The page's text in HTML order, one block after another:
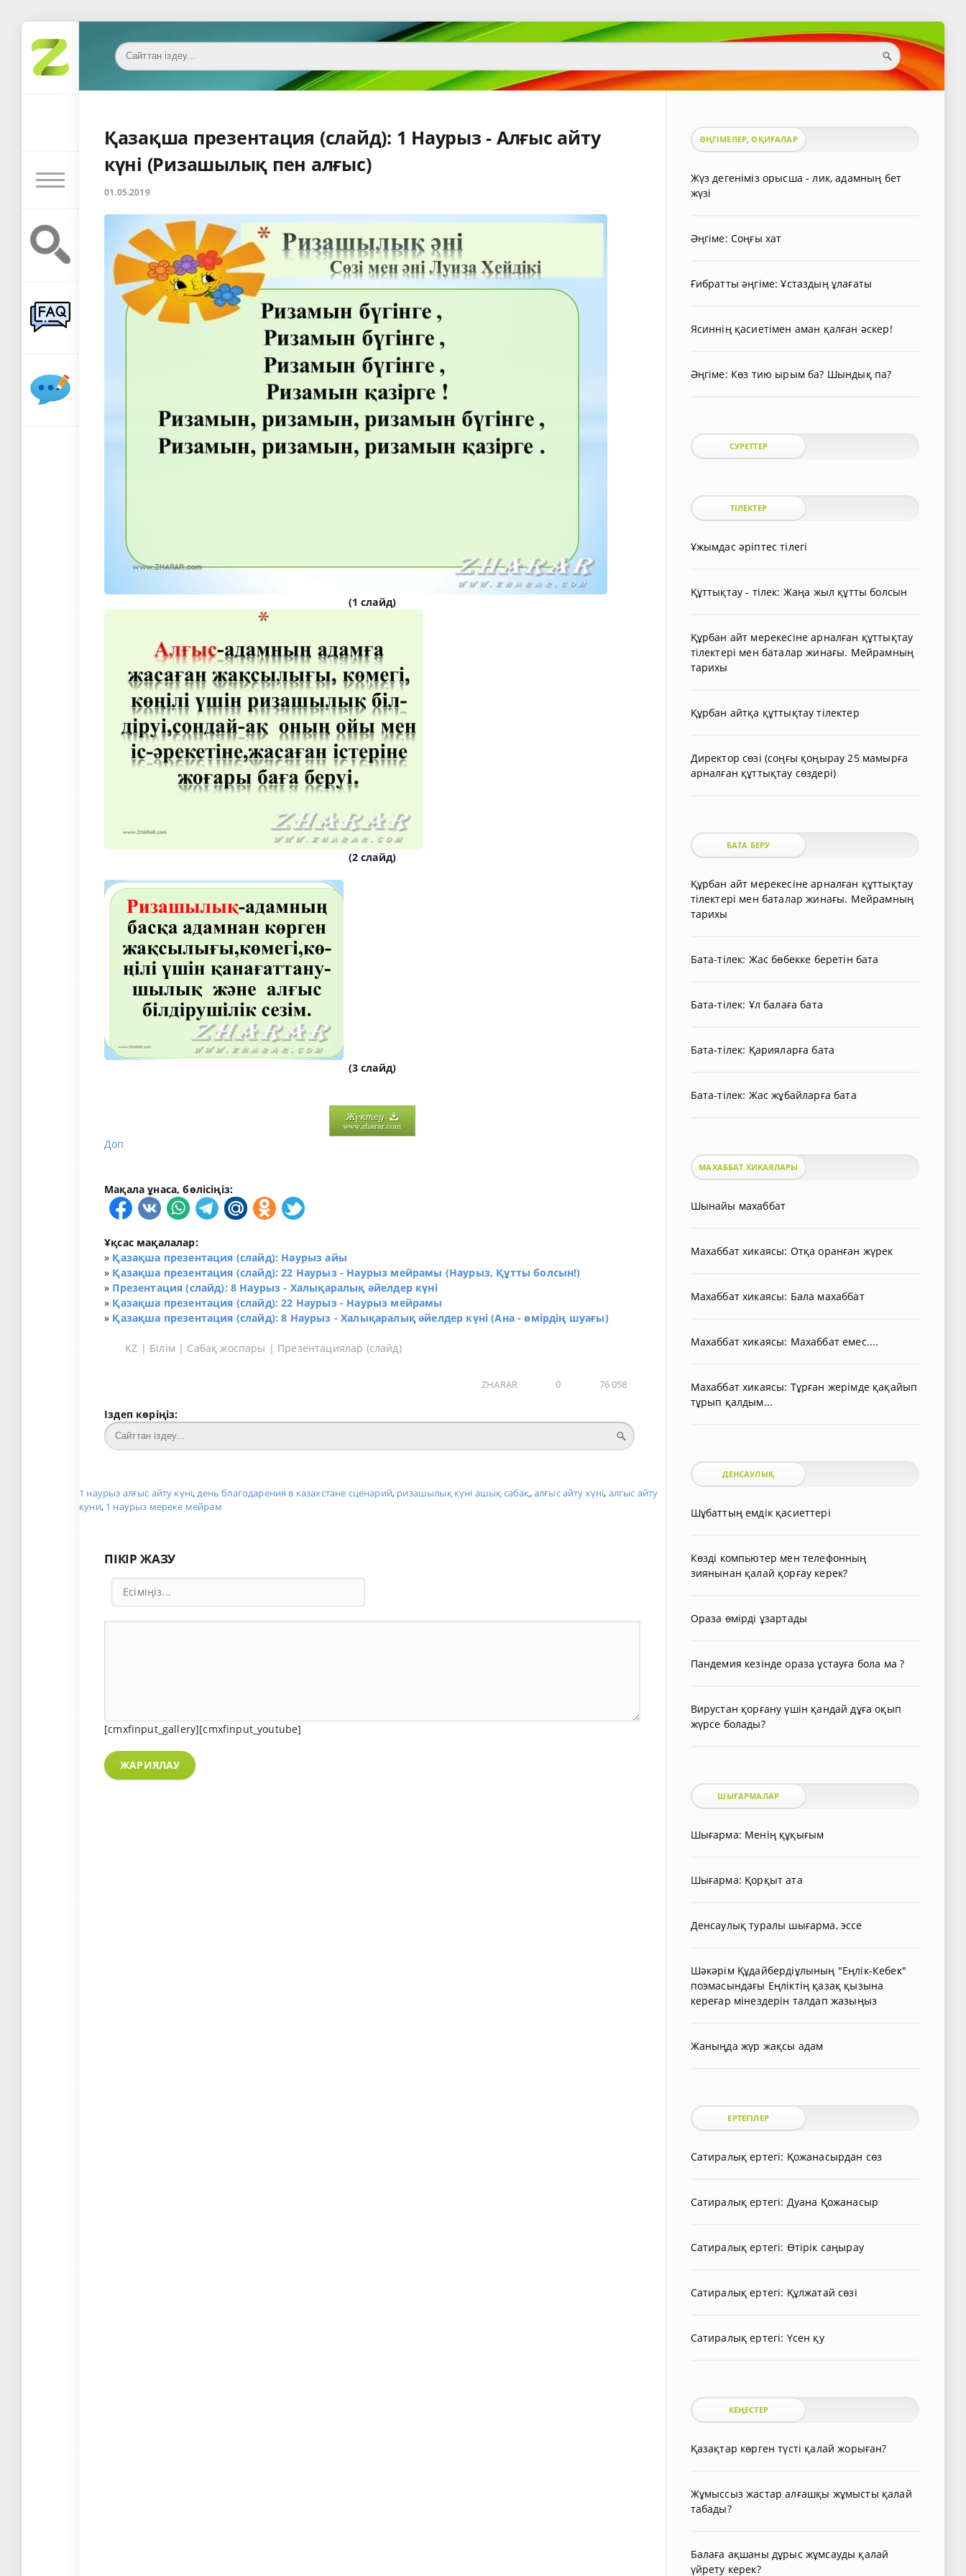
Қазақша презентация (слайд): 1 Наурыз - Алғыс айту
күні (Ризашылық пен алғыс)
01.05.2019
(1 слайд)
(2 слайд)
(3 слайд)
Доп
Мақала ұнаса, бөлісіңіз:
Ұқсас мақалалар:
» Қазақша презентация (слайд): Наурыз айы
» Қазақша презентация (слайд): 22 Наурыз - Наурыз мейрамы (Наурыз, Құтты болсын!)
» Презентация (слайд): 8 Наурыз - Халықаралық әйелдер күні
» Қазақша презентация (слайд): 22 Наурыз - Наурыз мейрамы
» Қазақша презентация (слайд): 8 Наурыз - Халықаралық әйелдер күні (Ана - өмірдің шуағы)
KZ | Білім | Сабақ жоспары | Презентациялар (слайд)
ZHARAR 0 76 058
Іздеп көріңіз:
1 наурыз алғыс айту күні,день благодарения в казахстане сценарий, ризашылық күні ашық сабақ,алғыс айту күні, алгыс айту
куни, 1 наурыз мереке мейрам
ПІКІР ЖАЗУ
[cmxfinput_gallery][cmxfinput_youtube]
ЖАРИЯЛАУ
ӘҢГІМЕЛЕР, ОҚИҒАЛАР
Жүз дегеніміз орысша - лик, адамның бет
жүзі
Әңгіме: Соңғы хат
Ғибратты әңгіме: Ұстаздың ұлағаты
Ясиннің қасиетімен аман қалған әскер!
Әңгіме: Көз тию ырым ба? Шындық па?
СУРЕТТЕР
ТІЛЕКТЕР
Ұжымдас әріптес тілегі
Құттықтау - тілек: Жаңа жыл құтты болсын
Құрбан айт мерекесіне арналған құттықтау
тілектері мен баталар жинағы. Мейрамның
тарихы
Құрбан айтқа құттықтау тілектер
Директор сөзі (соңғы қоңырау 25 мамырға
арналған құттықтау сөздері)
БАТА БЕРУ
Құрбан айт мерекесіне арналған құттықтау
тілектері мен баталар жинағы. Мейрамның
тарихы
Бата-тілек: Жас бөбекке беретін бата
Бата-тілек: Ұл балаға бата
Бата-тілек: Қарияларға бата
Бата-тілек: Жас жұбайларға бата
МАХАББАТ ХИКАЯЛАРЫ
Шынайы махаббат
Махаббат хикаясы: Отқа оранған жүрек
Махаббат хикаясы: Бала махаббат
Махаббат хикаясы: Махаббат емес....
Махаббат хикаясы: Тұрған жерімде қақайып
тұрып қалдым...
ДЕНСАУЛЫҚ
Шұбаттың емдік қасиеттері
Көзді компьютер мен телефонның
зиянынан қалай қорғау керек?
Ораза өмірді ұзартады
Пандемия кезінде ораза ұстауға бола ма ?
Вирустан қорғану үшін қандай дұға оқып
жүрсе болады?
ШЫҒАРМАЛАР
Шығарма: Менің құқығым
Шығарма: Қорқыт ата
Денсаулық туралы шығарма, эссе
Шәкәрім Құдайбердіұлының "Еңлік-Кебек"
поэмасындағы Еңліктің қазақ қызына
кереғар мінездерін талдап жазыңыз
Жаныңда жүр жақсы адам
ЕРТЕГІЛЕР
Сатиралық ертегі: Қожанасырдан сөз
Сатиралық ертегі: Дуана Қожанасыр
Сатиралық ертегі: Өтірік саңырау
Сатиралық ертегі: Құлжатай сөзі
Сатиралық ертегі: Үсен қу
КЕҢЕСТЕР
Қазақтар көрген түсті қалай жорыған?
Жұмыссыз жастар алғашқы жұмысты қалай
табады?
Балаға ақшаны дұрыс жұмсауды қалай
үйрету керек?